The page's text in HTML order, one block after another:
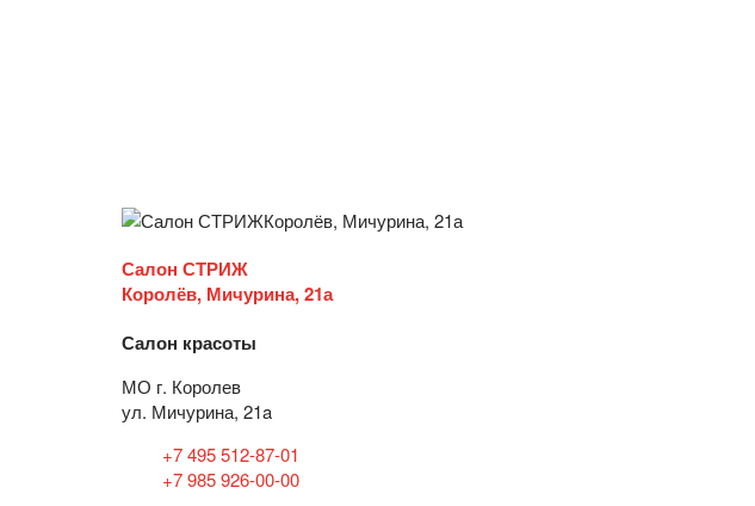
Салон СТРИЖ
Королёв, Мичурина, 21а
Салон красоты
МО г. Королев
ул. Мичурина, 21a
+7 495 512-87-01
+7 985 926-00-00